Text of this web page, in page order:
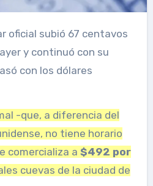
y continuó con su
con los dólares
-que, a diferencia del
no tiene horario
comercializa a $492 por
cuevas de la ciudad de